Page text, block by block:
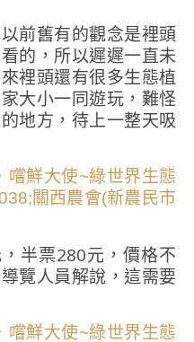
前舊有的觀念是裡頭
的，所以遲遲一直未
裡頭還有很多生態植
大小一同遊玩，難怪
地方，待上一整天吸
半票280元，價格不
覽人員解說，這需要